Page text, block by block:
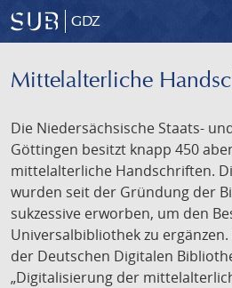
GDZ
Mittelalterliche
Die Niedersächsische Staats-
Göttingen besitzt knapp 450
mittelalterliche Handschriften.
wurden seit der Gründung der
sukzessive erworben, um den
Universalbibliothek zu
der Deutschen Digitalen
„Digitalisierung der